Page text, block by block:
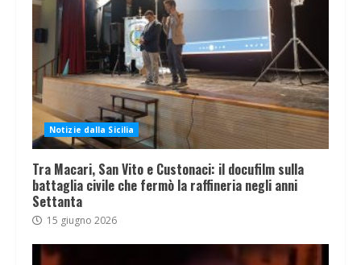
Notizie dalla Sicilia
Tra Macari, San Vito e Custonaci: il docufilm sulla
battaglia civile che fermò la raffineria negli anni
Settanta
15 giugno 2026